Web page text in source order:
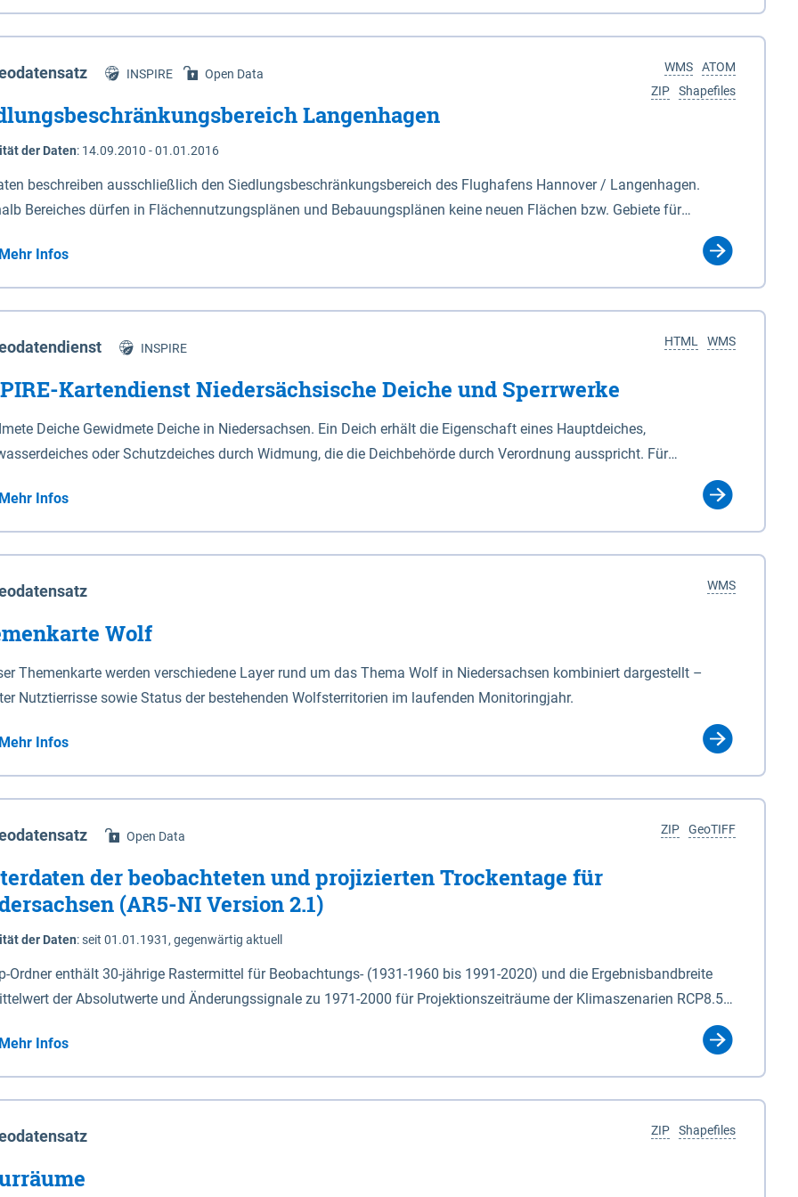
Niedersachsen (vgl. Abb. 4-1) entlang der Elbe zwischen Schnackenburg im Osten und Hohnstorf (Elbe) im Westen
472,5 bei Schnackenburg bis 569 bei Lauenburg). Das Biosphärenreservat umfasst Teile der Landkreise
Dannenberg und Lüneburg.
ATOM
WMS
Shapefiles
ZIP
INSPIRE Open Data
Langenhagen
der Daten: 14.09.2010 - 01.01.2016
beschreiben ausschließlich den Siedlungsbeschränkungsbereich des Flughafens Hannover / Langenhagen.
Bereiches dürfen in Flächennutzungsplänen und Bebauungsplänen keine neuen Flächen bzw. Gebiete für
Mehr Infos
WMS
HTML
INSPIRE
Kartendienst Niedersächsische Deiche und Sperrwerke
Deiche Gewidmete Deiche in Niedersachsen. Ein Deich erhält die Eigenschaft eines Hauptdeiches,
oder Schutzdeiches durch Widmung, die die Deichbehörde durch Verordnung ausspricht. Für
Deiche gelten die Bestimmungen des Niedersächsischen Deichgesetzes (NDG). Die Widmung "2.Deichlinie" ist
Sperrwerke Sperrwerke sind Bauwerke mit Sperrvorrichtungen in Tidegewässern, die dem
eines Gebietes vor erhöhten Tiden, vor allem vor Sturmfluten, zu dienen bestimmt sind (§2 Abs.3 NDG). Ein Bauwerk
Art erhält die Eigenschaft eines Sperrwerkes durch Widmung, die die Deichbehörde durch Verordnung
Mehr Infos
WMS
Wolf
Themenkarte werden verschiedene Layer rund um das Thema Wolf in Niedersachsen kombiniert dargestellt –
Nutztierrisse sowie Status der bestehenden Wolfsterritorien im laufenden Monitoringjahr.
Mehr Infos
GeoTIFF
ZIP
Open Data
der beobachteten und projizierten Trockentage für
(AR5-NI Version 2.1)
der Daten:seit 01.01.1931, gegenwärtig aktuell
Ordner enthält 30-jährige Rastermittel für Beobachtungs- (1931-1960 bis 1991-2020) und die Ergebnisbandbreite
der Absolutwerte und Änderungssignale zu 1971-2000 für Projektionszeiträume der Klimaszenarien RCP8.5
(Jun. - Aug.) - au: Herbst (Sep. - Nov.) - wi: Winter (Dez. - Feb.) - hyr:
Jahr (Nov. - Okt.) - hsu: Hydrologisches Sommerhalbjahr (Mai - Okt.) - hwi: Hydrologisches Winterhalbjahr
- vd: Vegetationsruhe (Okt. - Mär.) Neben den Rasterdaten ist eine
zu den Dateinamen und für eine Darstellung im GIS eine Klassifizierung der Rasterdaten mit Klassenname und
code gegeben.
Mehr Infos
Shapefiles
ZIP